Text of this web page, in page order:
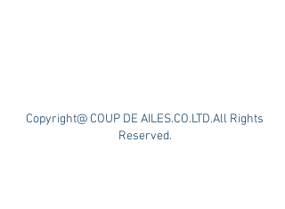
Copyright@ COUP DE AILES.CO.LTD.All Rights
Reserved.